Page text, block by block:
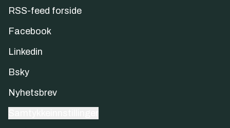
RSS-feed forside
Facebook
Linkedin
Bsky
Nyhetsbrev